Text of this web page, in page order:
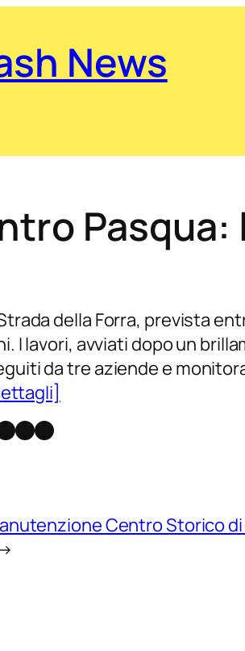
News
della Forra, prevista
I lavori, avviati dopo un
da tre aziende e
Threads
Telegram
Centro Storico